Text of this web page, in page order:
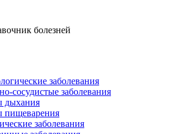
болезней
заболевания
сосудистые заболевания
дыхания
пищеварения
заболевания